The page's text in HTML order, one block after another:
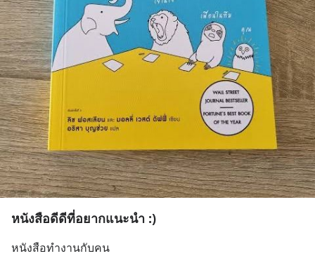
หนังสือดีดีที่อยากแนะนำ :)
หนังสือทำงานกับคน